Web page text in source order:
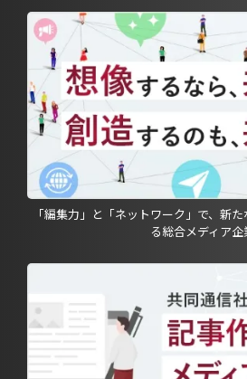
「編集力」と「ネットワーク」で、新
る総合メディア企